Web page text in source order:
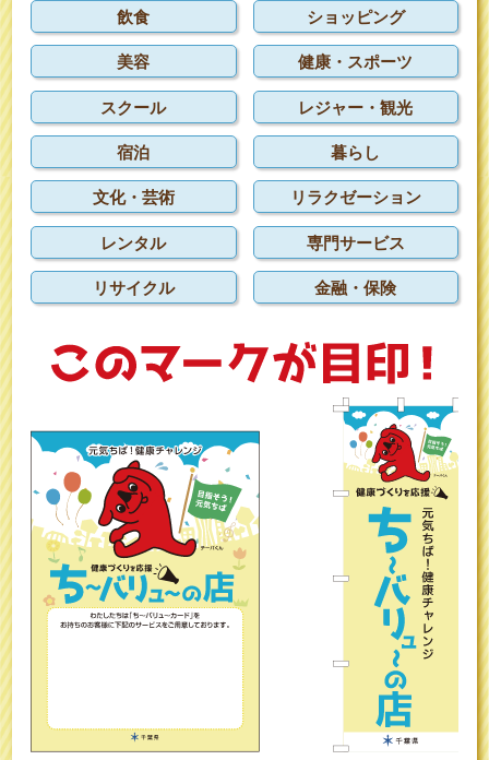
飲食
ショッピング
美容
健康・スポーツ
スクール
レジャー・観光
宿泊
暮らし
文化・芸術
リラクゼーション
レンタル
専門サービス
リサイクル
金融・保険